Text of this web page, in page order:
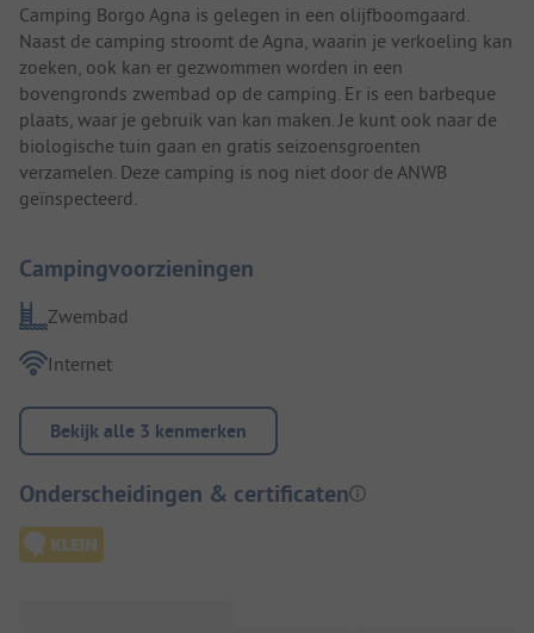
Camping Borgo Agna is gelegen in een olijfboomgaard.
Naast de camping stroomt de Agna, waarin je verkoeling kan
zoeken, ook kan er gezwommen worden in een
bovengronds zwembad op de camping. Er is een barbeque
plaats, waar je gebruik van kan maken. Je kunt ook naar de
biologische tuin gaan en gratis seizoensgroenten
verzamelen. Deze camping is nog niet door de ANWB
geïnspecteerd.
Campingvoorzieningen
Zwembad
Internet
Bekijk alle 3 kenmerken
Onderscheidingen & certificaten